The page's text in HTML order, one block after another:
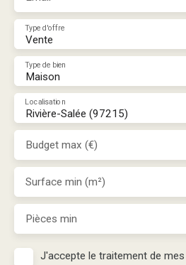
Vente
Type d'offre
Maison
Type de bien
Rivière-Salée (97215)
Localisation
Budget max (€)
Surface min (m²)
Pièces min
J'accepte le traitement de